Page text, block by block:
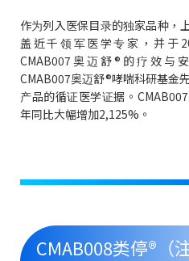
作为列入医保目录的独家品种，
盖近千领军医学专家，并于
CMAB007奥迈舒®的疗效与
CMAB007奥迈舒®哮喘科研基金
产品的循证医学证据。
年同比大幅增加2,125%。
CMAB008类停®（